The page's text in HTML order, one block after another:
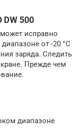
DW 500
исправно
от -20 °C
заряда. Следить
Прежде чем
диапазоне